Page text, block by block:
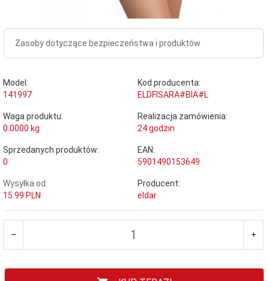
Zasoby dotyczące bezpieczeństwa i produktów
Model:
141997
Kod producenta:
ELDFISARA#BIA#L
Waga produktu:
0.0000 kg
Realizacja zamówienia:
24 godzin
Sprzedanych produktów:
0
EAN:
5901490153649
Wysyłka od:
15.99 PLN
Producent:
eldar